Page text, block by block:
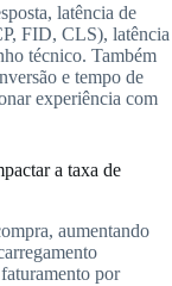
latência de
FID, CLS), latência
técnico. Também
e tempo de
experiência com
a taxa de
aumentando
por